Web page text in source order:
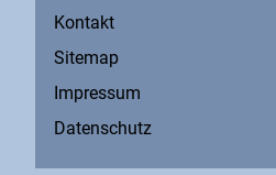
Kontakt
Sitemap
Impressum
Datenschutz